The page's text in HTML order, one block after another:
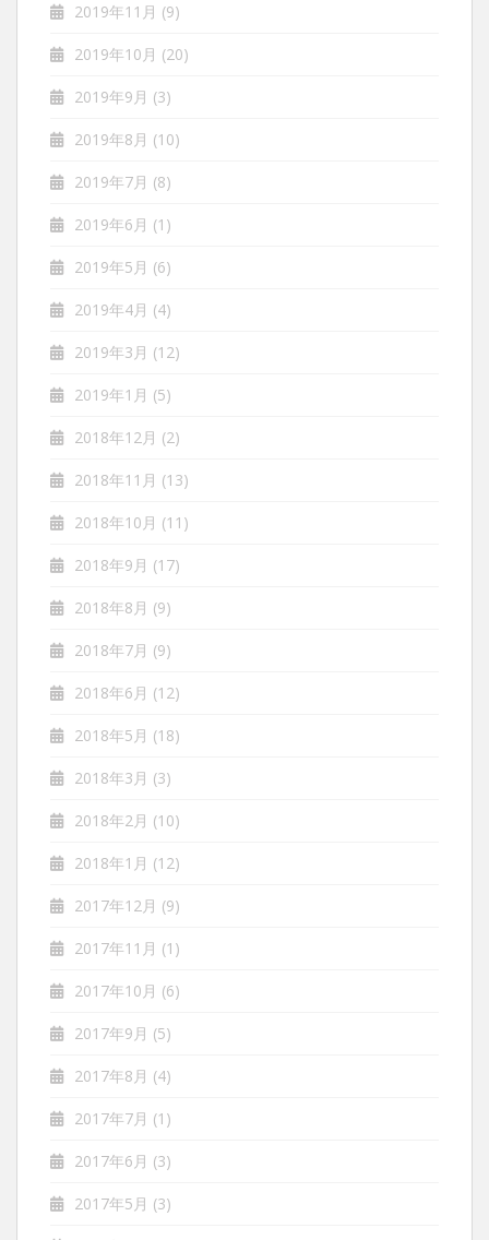
2019年11月 (9)
2019年10月 (20)
2019年9月 (3)
2019年8月 (10)
2019年7月 (8)
2019年6月 (1)
2019年5月 (6)
2019年4月 (4)
2019年3月 (12)
2019年1月 (5)
2018年12月 (2)
2018年11月 (13)
2018年10月 (11)
2018年9月 (17)
2018年8月 (9)
2018年7月 (9)
2018年6月 (12)
2018年5月 (18)
2018年3月 (3)
2018年2月 (10)
2018年1月 (12)
2017年12月 (9)
2017年11月 (1)
2017年10月 (6)
2017年9月 (5)
2017年8月 (4)
2017年7月 (1)
2017年6月 (3)
2017年5月 (3)